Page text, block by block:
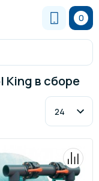
0
King в сборе